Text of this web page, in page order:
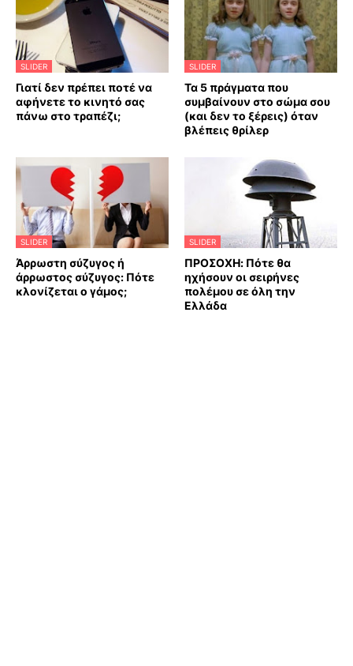
SLIDER
Γιατί δεν πρέπει ποτέ να
αφήνετε το κινητό σας
πάνω στο τραπέζι;
SLIDER
Τα 5 πράγματα που
συμβαίνουν στο σώμα σου
(και δεν το ξέρεις) όταν
βλέπεις θρίλερ
SLIDER
Άρρωστη σύζυγος ή
άρρωστος σύζυγος: Πότε
κλονίζεται ο γάμος;
SLIDER
ΠΡΟΣΟΧΗ: Πότε θα
ηχήσουν οι σειρήνες
πολέμου σε όλη την
Ελλάδα